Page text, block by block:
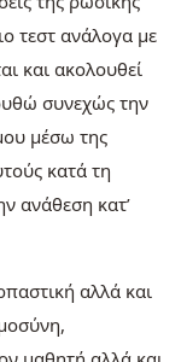
τεστ ανάλογα με
και ακολουθεί
συνεχώς την
μέσω της
κατά τη
ανάθεση κατ’
αλλά και